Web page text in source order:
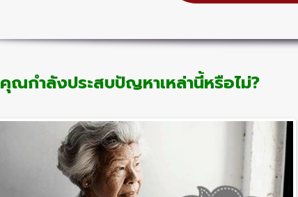
คุณกำลังประสบปัญหาเหล่านี้หรือไม่?